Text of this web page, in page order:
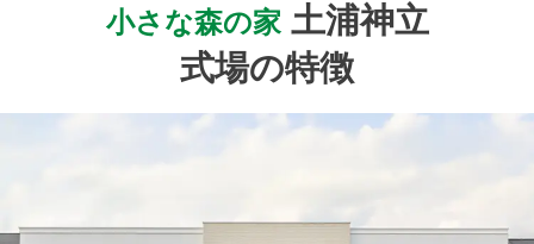
小さな森の家 土浦神立
式場の特徴